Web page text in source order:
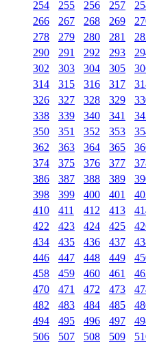
254 255 256 257
266
267 268 269
278
279 280 281
290
291 292 293
302
303 304 305
314
315 316 317
326
327 328 329
338
339 340 341
350
351 352 353
362
363 364 365
374
375 376 377
386
387 388 389
398
399 400 401
410
411 412 413
422
423 424 425
434
435 436 437
446
447 448 449
458
459 460 461
470
471 472 473
482
483 484 485
494
495 496 497
506
507 508 509